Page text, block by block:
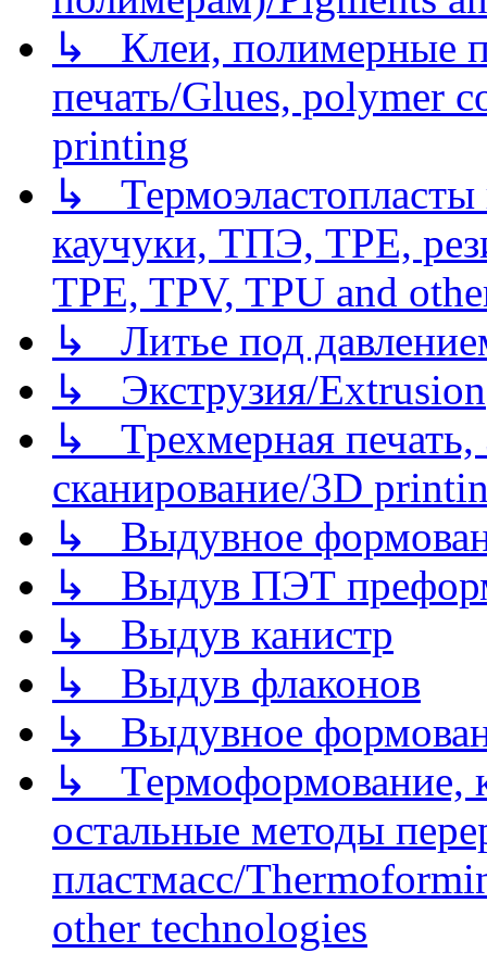
↳ Клеи, полимерные
печать/Glues, polymer
printing
↳
каучуки, ТПЭ, TPE,
TPE, TPV, TPU and
↳ Литье под
↳ Экструзия/Extrusion
↳ Трехмерная
сканирование/3D
↳ Выдувное
↳ Выдув ПЭТ
↳ Выдув канистр
↳ Выдув флаконов
↳ Выдувное
↳ Термоформование,
остальные методы
пластмасс/
other technologies